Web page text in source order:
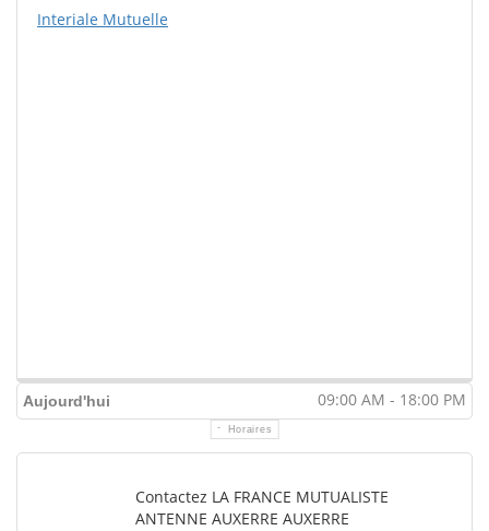
Interiale Mutuelle
Aujourd'hui 09:00 AM - 18:00 PM
Horaires
Contactez LA FRANCE MUTUALISTE
ANTENNE AUXERRE AUXERRE